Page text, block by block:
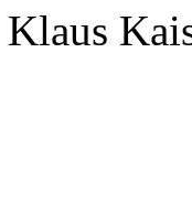
Klaus